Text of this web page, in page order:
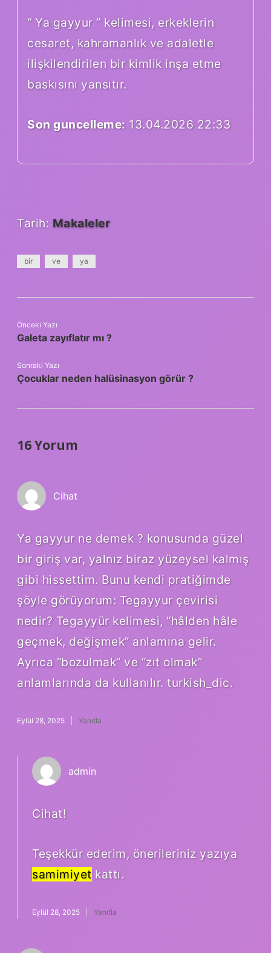
“ Ya gayyur ” kelimesi, erkeklerin
cesaret, kahramanlık ve adaletle
ilişkilendirilen bir kimlik inşa etme
baskısını yansıtır.
Son guncelleme: 13.04.2026 22:33
Tarih: Makaleler
bir ve ya
Önceki Yazı
Galeta zayıflatır mı ?
Sonraki Yazı
Çocuklar neden halüsinasyon görür ?
16 Yorum
Cihat
Ya gayyur ne demek ? konusunda güzel
bir giriş var, yalnız biraz yüzeysel kalmış
gibi hissettim. Bunu kendi pratiğimde
şöyle görüyorum: Tegayyur çevirisi
nedir? Tegayyür kelimesi, “hâlden hâle
geçmek, değişmek” anlamına gelir.
Ayrıca “bozulmak” ve “zıt olmak”
anlamlarında da kullanılır. turkish_dic.
Eylül 28, 2025 Yanıtla
admin
Cihat!
Teşekkür ederim, önerileriniz yazıya
samimiyet kattı.
Eylül 28, 2025 Yanıtla